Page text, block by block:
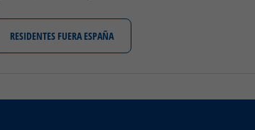
RESIDENTES FUERA ESPAÑA